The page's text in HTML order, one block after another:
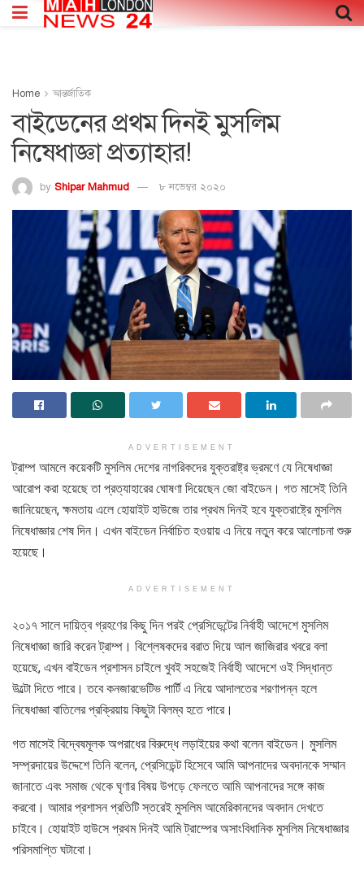
Home আন্তর্জাতিক
বাইডেনের প্রথম দিনই মুসলিম
নিষেধাজ্ঞা প্রত্যাহার!
by Shipar Mahmud ৮ নভেম্বর ২০২০
ADVERTISEMENT
ট্রাম্প আমলে কয়েকটি মুসলিম দেশের নাগরিকদের যুক্তরাষ্ট্র ভ্রমণে যে নিষেধাজ্ঞা
আরোপ করা হয়েছে তা প্রত্যাহারের ঘোষণা দিয়েছেন জো বাইডেন। গত মাসেই তিনি
জানিয়েছেন, ক্ষমতায় এলে হোয়াইট হাউজে তার প্রথম দিনই হবে যুক্তরাষ্ট্রে মুসলিম
নিষেধাজ্ঞার শেষ দিন। এখন বাইডেন নির্বাচিত হওয়ায় এ নিয়ে নতুন করে আলোচনা শুরু
হয়েছে।
ADVERTISEMENT
২০১৭ সালে দায়িত্ব গ্রহণের কিছু দিন পরই প্রেসিডেন্টের নির্বাহী আদেশে মুসলিম
নিষেধাজ্ঞা জারি করেন ট্রাম্প। বিশ্লেষকদের বরাত দিয়ে আল জাজিরার খবরে বলা
হয়েছে, এখন বাইডেন প্রশাসন চাইলে খুবই সহজেই নির্বাহী আদেশে ওই সিদ্ধান্ত
উল্টো দিতে পারে। তবে কনজারভেটিভ পার্টি এ নিয়ে আদালতের শরণাপন্ন হলে
নিষেধাজ্ঞা বাতিলের প্রক্রিয়ায় কিছুটা বিলম্ব হতে পারে।
গত মাসেই বিদ্বেষমূলক অপরাধের বিরুদ্ধে লড়াইয়ের কথা বলেন বাইডেন। মুসলিম
সম্প্রদায়ের উদ্দেশে তিনি বলেন, প্রেসিডেন্ট হিসেবে আমি আপনাদের অবদানকে সম্মান
জানাতে এবং সমাজ থেকে ঘৃণার বিষয় উপড়ে ফেলতে আমি আপনাদের সঙ্গে কাজ
করবো। আমার প্রশাসন প্রতিটি স্তরেই মুসলিম আমেরিকানদের অবদান দেখতে
চাইবে। হোয়াইট হাউসে প্রথম দিনই আমি ট্রাম্পের অসাংবিধানিক মুসলিম নিষেধাজ্ঞার
পরিসমাপ্তি ঘটাবো।